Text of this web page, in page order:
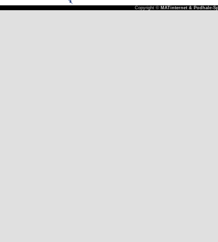
Copyright © MATinternet & Podhale-